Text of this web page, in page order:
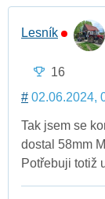
Lesník
16
# 02.06.2024,
Tak jsem se
dostal 58mm
Potřebuji totiž